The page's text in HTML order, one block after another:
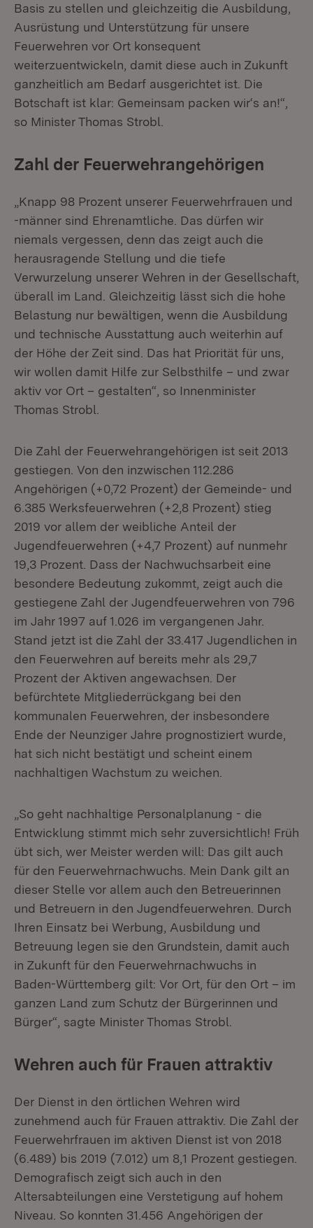
Basis zu stellen und gleichzeitig die Ausbildung,
Ausrüstung und Unterstützung für unsere
Feuerwehren vor Ort konsequent
weiterzuentwickeln, damit diese auch in Zukunft
ganzheitlich am Bedarf ausgerichtet ist. Die
Botschaft ist klar: Gemeinsam packen wir‘s an!“,
so Minister Thomas Strobl.
Zahl der Feuerwehrangehörigen
„Knapp 98 Prozent unserer Feuerwehrfrauen und
-männer sind Ehrenamtliche. Das dürfen wir
niemals vergessen, denn das zeigt auch die
herausragende Stellung und die tiefe
Verwurzelung unserer Wehren in der Gesellschaft,
überall im Land. Gleichzeitig lässt sich die hohe
Belastung nur bewältigen, wenn die Ausbildung
und technische Ausstattung auch weiterhin auf
der Höhe der Zeit sind. Das hat Priorität für uns,
wir wollen damit Hilfe zur Selbsthilfe – und zwar
aktiv vor Ort – gestalten“, so Innenminister
Thomas Strobl.
Die Zahl der Feuerwehrangehörigen ist seit 2013
gestiegen. Von den inzwischen 112.286
Angehörigen (+0,72 Prozent) der Gemeinde- und
6.385 Werksfeuerwehren (+2,8 Prozent) stieg
2019 vor allem der weibliche Anteil der
Jugendfeuerwehren (+4,7 Prozent) auf nunmehr
19,3 Prozent. Dass der Nachwuchsarbeit eine
besondere Bedeutung zukommt, zeigt auch die
gestiegene Zahl der Jugendfeuerwehren von 796
im Jahr 1997 auf 1.026 im vergangenen Jahr.
Stand jetzt ist die Zahl der 33.417 Jugendlichen in
den Feuerwehren auf bereits mehr als 29,7
Prozent der Aktiven angewachsen. Der
befürchtete Mitgliederrückgang bei den
kommunalen Feuerwehren, der insbesondere
Ende der Neunziger Jahre prognostiziert wurde,
hat sich nicht bestätigt und scheint einem
nachhaltigen Wachstum zu weichen.
„So geht nachhaltige Personalplanung - die
Entwicklung stimmt mich sehr zuversichtlich! Früh
übt sich, wer Meister werden will: Das gilt auch
für den Feuerwehrnachwuchs. Mein Dank gilt an
dieser Stelle vor allem auch den Betreuerinnen
und Betreuern in den Jugendfeuerwehren. Durch
Ihren Einsatz bei Werbung, Ausbildung und
Betreuung legen sie den Grundstein, damit auch
in Zukunft für den Feuerwehrnachwuchs in
Baden-Württemberg gilt: Vor Ort, für den Ort – im
ganzen Land zum Schutz der Bürgerinnen und
Bürger“, sagte Minister Thomas Strobl.
Wehren auch für Frauen attraktiv
Der Dienst in den örtlichen Wehren wird
zunehmend auch für Frauen attraktiv. Die Zahl der
Feuerwehrfrauen im aktiven Dienst ist von 2018
(6.489) bis 2019 (7.012) um 8,1 Prozent gestiegen.
Demografisch zeigt sich auch in den
Altersabteilungen eine Verstetigung auf hohem
Niveau. So konnten 31.456 Angehörigen der